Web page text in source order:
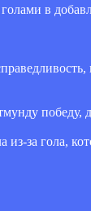
в
победу,
за гола,